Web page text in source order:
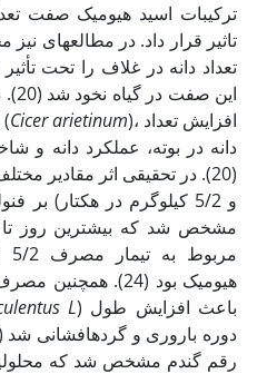
ترکیبات اسید هیومیک صفت
تاثیر قرار داد. در مطالعه­ای
تعداد دانه در غلاف را تحت
با اسید هیومیک روی نخود (Cicer arietinum)، افزایش تعداد
دانه در بوته، عملکرد دانه
و 5/2 کیلوگرم در هکتار)
مشخص شد که بیشترین روز
هیومیک بود (24).
L) باعث افزایش طول
رقم گندم مشخص شد که